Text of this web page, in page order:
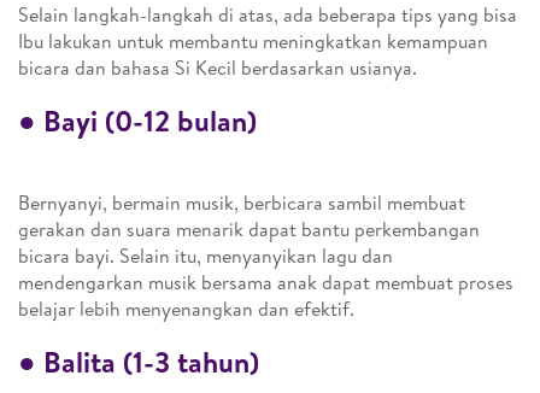
Selain langkah-langkah di atas, ada beberapa tips yang bisa
Ibu lakukan untuk membantu meningkatkan kemampuan
bicara dan bahasa Si Kecil berdasarkan usianya.
● Bayi (0-12 bulan)
Bernyanyi, bermain musik, berbicara sambil membuat
gerakan dan suara menarik dapat bantu perkembangan
bicara bayi. Selain itu, menyanyikan lagu dan
mendengarkan musik bersama anak dapat membuat proses
belajar lebih menyenangkan dan efektif​​.
● Balita (1-3 tahun)